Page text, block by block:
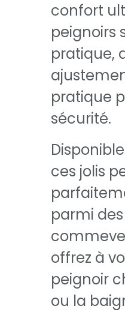
confort
peignoirs
pratique,
pratique
sécurité.
ces jolis
parmi
offrez à
peignoir
ou la